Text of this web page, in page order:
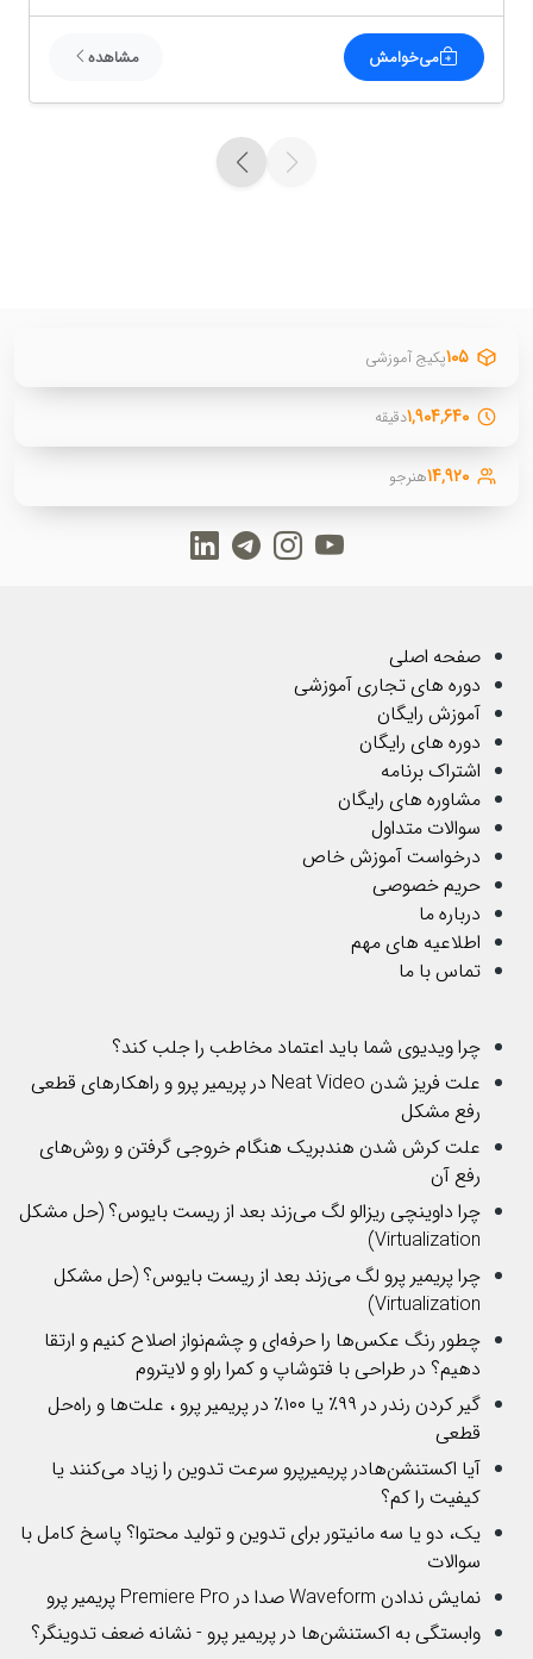
می‌خوامش مشاهده
۱۰۵پکیج آموزشی
۱,۹۰۴,۶۴۰دقیقه
۱۴,۹۲۰هنرجو
صفحه اصلی
دوره های تجاری آموزشی
آموزش رایگان
دوره های رایگان
اشتراک برنامه
مشاوره های رایگان
سوالات متداول
درخواست آموزش خاص
حریم خصوصی
درباره ما
اطلاعیه های مهم
تماس با ما
چرا ویدیوی شما باید اعتماد مخاطب را جلب کند؟
علت فریز شدن Neat Video در پریمیر پرو و راهکارهای قطعی
رفع مشکل
علت کرش شدن هندبریک هنگام خروجی گرفتن و روش‌های
رفع آن
چرا داوینچی ریزالو لگ می‌زند بعد از ریست بایوس؟ (حل مشکل
Virtualization)
چرا پریمیر پرو لگ می‌زند بعد از ریست بایوس؟ (حل مشکل
Virtualization)
چطور رنگ عکس‌ها را حرفه‌ای و چشم‌نواز اصلاح کنیم و ارتقا
دهیم؟ در طراحی با فتوشاپ و کمرا راو و لایتروم
گیر کردن رندر در ۹۹٪ یا ۱۰۰٪ در پریمیر پرو ، علت‌ها و راه‌حل
قطعی
آیا اکستنشن‌هادر پریمیرپرو سرعت تدوین را زیاد می‌کنند یا
کیفیت را کم؟
یک، دو یا سه مانیتور برای تدوین و تولید محتوا؟ پاسخ کامل با
سوالات
نمایش ندادن Waveform صدا در Premiere Pro پریمیر پرو
وابستگی به اکستنشن‌ها در پریمیر پرو - نشانه ضعف تدوینگر؟